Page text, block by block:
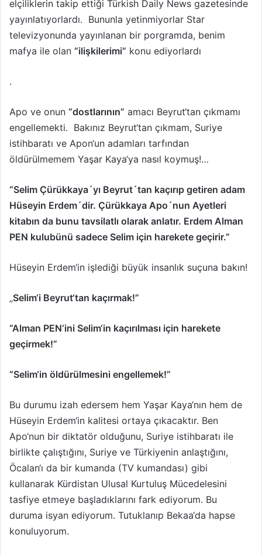
elçiliklerin takip ettiği Türkish Daily News gazetesinde
yayınlatıyorlardı. Bununla yetinmiyorlar Star
televizyonunda yayınlanan bir porgramda, benim
mafya ile olan “ilişkilerimi” konu ediyorlardı
.
Apo ve onun “dostlarının” amacı Beyrut‘tan çıkmamı
engellemekti. Bakınız Beyrut‘tan çıkmam, Suriye
istihbaratı ve Apon‘un adamları tarfından
öldürülmemem Yaşar Kaya‘ya nasıl koymuş!…
“Selim Çürükkaya´yı Beyrut´tan kaçırıp getiren adam
Hüseyin Erdem´dir. Çürükkaya Apo´nun Ayetleri
kitabın da bunu tavsilatlı olarak anlatır. Erdem Alman
PEN kulubünü sadece Selim için harekete geçirir.”
Hüseyin Erdem‘in işlediği büyük insanlık suçuna bakın!
„Selim‘i Beyrut‘tan kaçırmak!”
“Alman PEN‘ini Selim‘in kaçırılması için harekete
geçirmek!”
“Selim‘in öldürülmesini engellemek!”
Bu durumu izah edersem hem Yaşar Kaya‘nın hem de
Hüseyin Erdem‘in kalitesi ortaya çıkacaktır. Ben
Apo‘nun bir diktatör olduğunu, Suriye istihbaratı ile
birlikte çalıştığını, Suriye ve Türkiyenin anlaştığını,
Öcalan‘ı da bir kumanda (TV kumandası) gibi
kullanarak Kürdistan Ulusal Kurtuluş Mücedelesini
tasfiye etmeye başladıklarını fark ediyorum. Bu
duruma isyan ediyorum. Tutuklanıp Bekaa‘da hapse
konuluyorum.